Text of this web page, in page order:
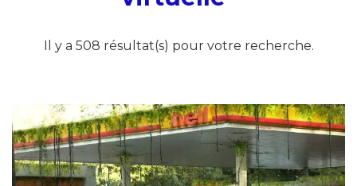
Il y a 508 résultat(s) pour votre recherche.